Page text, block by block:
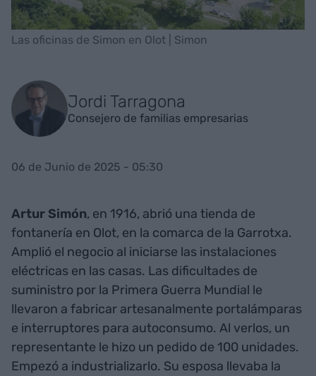
Las oficinas de Simon en Olot | Simon
Jordi Tarragona
Consejero de familias empresarias
06 de Junio de 2025 - 05:30
Artur Simón, en 1916, abrió una tienda de
fontanería en Olot, en la comarca de la Garrotxa.
Amplió el negocio al iniciarse las instalaciones
eléctricas en las casas. Las dificultades de
suministro por la Primera Guerra Mundial le
llevaron a fabricar artesanalmente portalámparas
e interruptores para autoconsumo. Al verlos, un
representante le hizo un pedido de 100 unidades.
Empezó a industrializarlo. Su esposa llevaba la